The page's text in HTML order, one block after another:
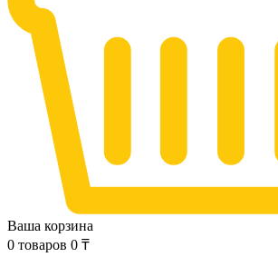
Ваша корзина
0 товаров 0 ₸